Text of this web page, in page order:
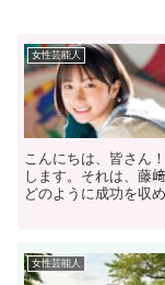
女性芸能人
こんにちは、皆さん
します。それは、藤
どのように成功を収
女性芸能人